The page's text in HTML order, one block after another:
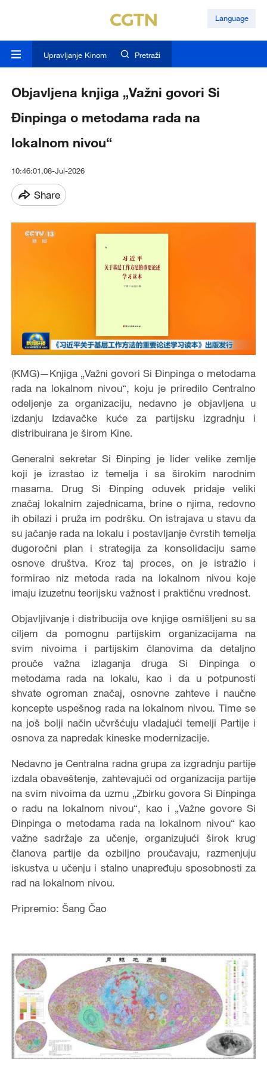
Language
Upravljanje Kinom Pretraži
Objavljena knjiga „Važni govori Si
Đinpinga o metodama rada na
lokalnom nivou“
10:46:01,08-Jul-2026
Share
(KMG)—Knjiga „Važni govori Si Đinpinga o metodama
rada na lokalnom nivou“, koju je priredilo Centralno
odeljenje za organizaciju, nedavno je objavljena u
izdanju Izdavačke kuće za partijsku izgradnju i
distribuirana je širom Kine.
Generalni sekretar Si Đinping je lider velike zemlje
koji je izrastao iz temelja i sa širokim narodnim
masama. Drug Si Đinping oduvek pridaje veliki
značaj lokalnim zajednicama, brine o njima, redovno
ih obilazi i pruža im podršku. On istrajava u stavu da
su jačanje rada na lokalu i postavljanje čvrstih temelja
dugoročni plan i strategija za konsolidaciju same
osnove društva. Kroz taj proces, on je istražio i
formirao niz metoda rada na lokalnom nivou koje
imaju izuzetnu teorijsku važnost i praktičnu vrednost.
Objavljivanje i distribucija ove knjige osmišljeni su sa
ciljem da pomognu partijskim organizacijama na
svim nivoima i partijskim članovima da detaljno
prouče važna izlaganja druga Si Đinpinga o
metodama rada na lokalu, kao i da u potpunosti
shvate ogroman značaj, osnovne zahteve i naučne
koncepte uspešnog rada na lokalnom nivou. Time se
na još bolji način učvršćuju vladajući temelji Partije i
osnova za napredak kineske modernizacije.
Nedavno je Centralna radna grupa za izgradnju partije
izdala obaveštenje, zahtevajući od organizacija partije
na svim nivoima da uzmu „Zbirku govora Si Đinpinga
o radu na lokalnom nivou“, kao i „Važne govore Si
Đinpinga o metodama rada na lokalnom nivou“ kao
važne sadržaje za učenje, organizujući širok krug
članova partije da ozbiljno proučavaju, razmenjuju
iskustva u učenju i stalno unapređuju sposobnosti za
rad na lokalnom nivou.
Pripremio: Šang Čao